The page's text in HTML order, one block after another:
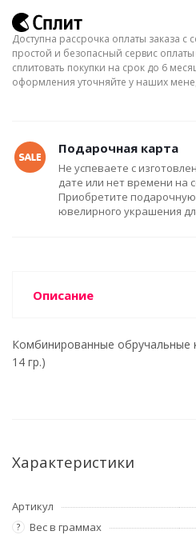
Доступна рассрочка оплаты заказа с
простой и безопасный сервис
сплитовать покупки на срок до 6
оформления уточняйте у наших
Подарочная карта
Не успеваете с
дате или нет времени на
Приобретите
ювелирного украшения
Описание
Комбинированные обручальные
14 гр.)
Характеристики
Артикул
? Вес в граммах